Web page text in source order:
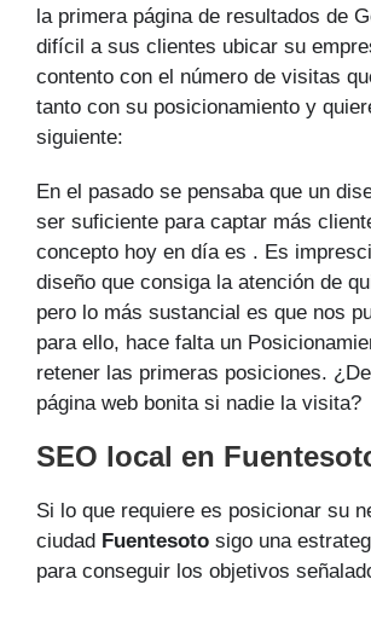
la primera página de resultados de
difícil a sus clientes ubicar su
contento con el número de visitas
tanto con su posicionamiento y
siguiente:
En el pasado se pensaba que un
ser suficiente para captar más
concepto hoy en día es . Es
diseño que consiga la atención de
pero lo más sustancial es que nos
para ello, hace falta un
retener las primeras posiciones.
página web bonita si nadie la visita?
SEO local en
Si lo que requiere es posicionar su
ciudad Fuentesoto sigo una
para conseguir los objetivos